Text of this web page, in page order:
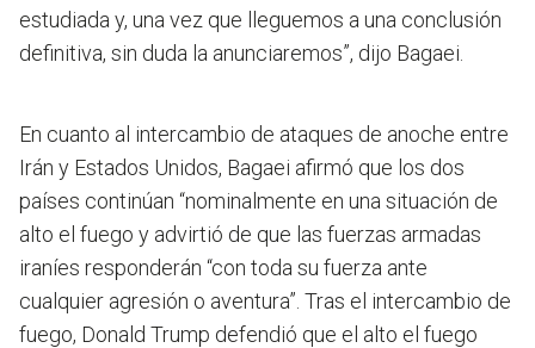
estudiada y, una vez que lleguemos a una conclusión
definitiva, sin duda la anunciaremos”, dijo Bagaei.
En cuanto al intercambio de ataques de anoche entre
Irán y Estados Unidos, Bagaei afirmó que los dos
países continúan “nominalmente en una situación de
alto el fuego y advirtió de que las fuerzas armadas
iraníes responderán “con toda su fuerza ante
cualquier agresión o aventura”. Tras el intercambio de
fuego, Donald Trump defendió que el alto el fuego